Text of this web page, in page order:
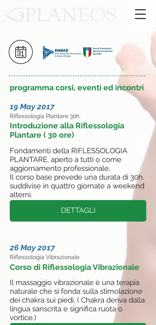
programma corsi, eventi ed incontri
19 May 2017
Riflessologia Plantare 30h.
Introduzione alla Riflessologia
Plantare ( 30 ore)
Fondamenti della RIFLESSOLOGIA
PLANTARE, aperto a tutti o come
aggiornamento professionale.
Il corso base prevede una durata di 30h.
suddivise in quattro giornate a weekend
alterni.
DETTAGLI
26 May 2017
Riflessologia Vibrazionale
Corso di Riflessologia Vibrazionale
Il massaggio vibrazionale è una terapia
naturale che si fonda sulla stimolazione
dei chakra sui piedi, ( Chakra deriva dalla
lingua sanscrita e significa ruota o
vortice.)